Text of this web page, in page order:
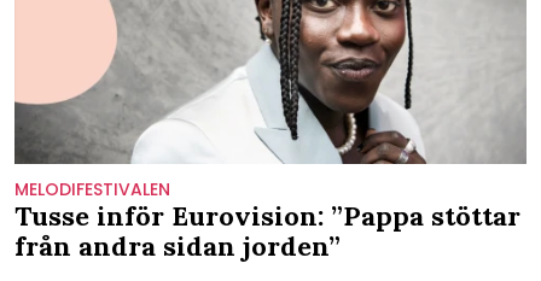
MELODIFESTIVALEN
Tusse inför Eurovision: ”Pappa stöttar
från andra sidan jorden”